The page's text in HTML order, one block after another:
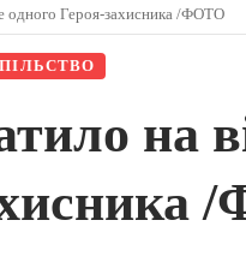
одного Героя-захисника /ФОТО
на